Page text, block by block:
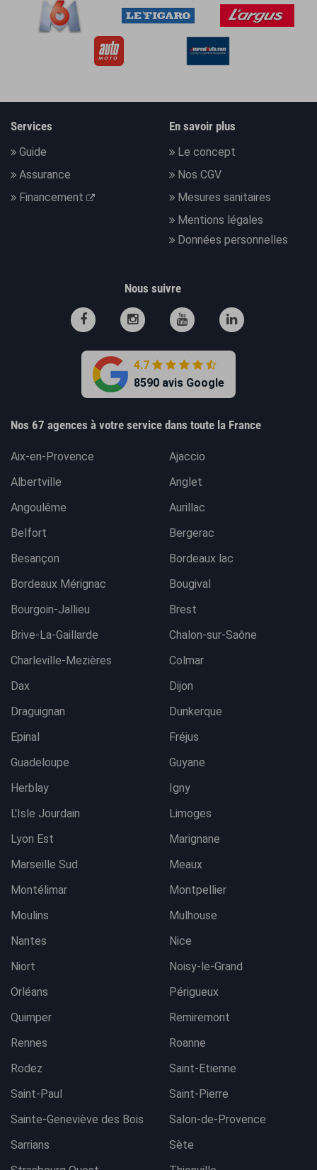
Services
Guide
Assurance
Financement
En savoir plus
Le concept
Nos CGV
Mesures sanitaires
Mentions légales
Données personnelles
Nous suivre
4.7
8590 avis Google
Nos 67 agences à votre service dans toute la France
Aix-en-Provence
Ajaccio
Albertville
Anglet
Angoulême
Aurillac
Belfort
Bergerac
Besançon
Bordeaux lac
Bordeaux Mérignac
Bougival
Bourgoin-Jallieu
Brest
Brive-La-Gaillarde
Chalon-sur-Saône
Charleville-Mezières
Colmar
Dax
Dijon
Draguignan
Dunkerque
Epinal
Fréjus
Guadeloupe
Guyane
Herblay
Igny
L'Isle Jourdain
Limoges
Lyon Est
Marignane
Marseille Sud
Meaux
Montélimar
Montpellier
Moulins
Mulhouse
Nantes
Nice
Niort
Noisy-le-Grand
Orléans
Périgueux
Quimper
Remiremont
Rennes
Roanne
Rodez
Saint-Etienne
Saint-Paul
Saint-Pierre
Sainte-Geneviève des Bois
Salon-de-Provence
Sarrians
Sète